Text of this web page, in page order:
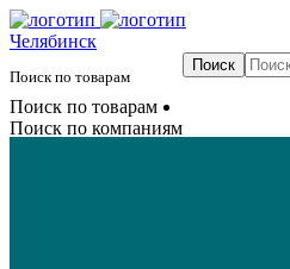
Челябинск
Поиск по товарам
Поиск по товарам
Поиск по компаниям